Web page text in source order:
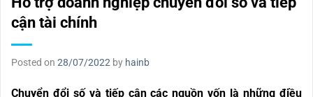
cận tài chính
Posted on 28/07/2022 by hainb
Chuyển đổi số và tiếp cận các nguồn vốn là những điều